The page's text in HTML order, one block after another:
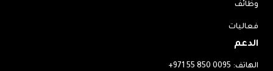
وظائف
فعاليات
الدعم
الهاتف: +971 55 850 0095